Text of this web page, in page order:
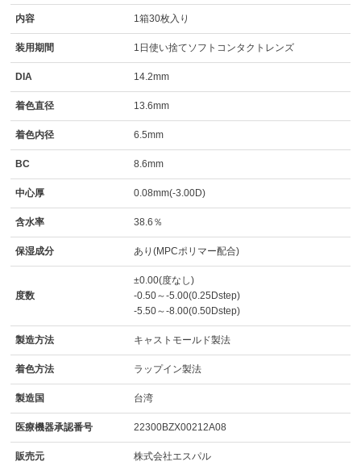
内容 1箱30枚入り
装用期間 1日使い捨てソフトコンタクトレンズ
DIA 14.2mm
着色直径 13.6mm
着色内径 6.5mm
BC 8.6mm
中心厚 0.08mm(-3.00D)
含水率 38.6％
保湿成分 あり(MPCポリマー配合)
度数
±0.00(度なし)
-0.50～-5.00(0.25Dstep)
-5.50～-8.00(0.50Dstep)
製造方法 キャストモールド製法
着色方法 ラップイン製法
製造国 台湾
医療機器承認番号 22300BZX00212A08
販売元 株式会社エスパル